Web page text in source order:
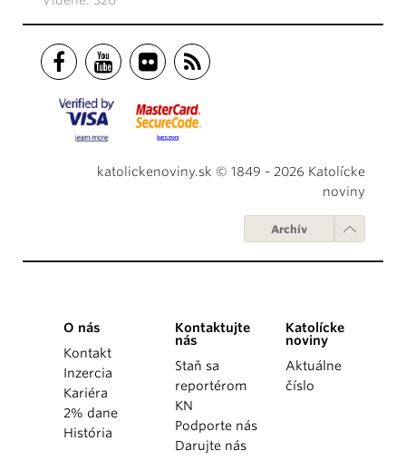
katolickenoviny.sk © 1849 - 2026 Katolícke
noviny
Archív
O nás
Kontakt
Inzercia
Kariéra
2% dane
História
Kontaktujte
nás
Staň sa
reportérom
KN
Podporte nás
Darujte nás
Katolícke
noviny
Aktuálne
číslo